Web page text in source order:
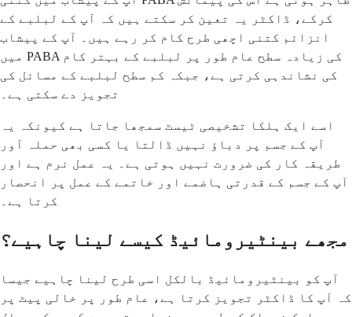
کرکے، ڈاکٹر یہ تعین کر سکتے ہیں کہ آپ کے لبلبے کے
انزائم کتنی اچھی طرح کام کر رہے ہیں۔ آپ کے پیشاب
میں PABA کی زیادہ سطح عام طور پر لبلبے کے بہتر کام
کی نشاندہی کرتی ہے، جبکہ کم سطح لبلبے کے مسائل کی
تجویز دے سکتی ہے۔
اسے ایک ہلکا تشخیصی ٹیسٹ سمجھا جاتا ہے کیونکہ یہ
آپ کے جسم پر دباؤ نہیں ڈالتا یا کسی بھی حملہ آور
طریقہ کار کی ضرورت نہیں ہوتی ہے۔ یہ عمل نرم ہے اور
آپ کے جسم کے قدرتی ہاضمے اور خاتمے کے عمل پر انحصار
کرتا ہے۔
مجھے بینٹیرومائیڈ کیسے لینا چاہیے؟
آپ کو بینٹیرومائیڈ بالکل اسی طرح لینا چاہیے جیسا
کہ آپ کا ڈاکٹر تجویز کرتا ہے، عام طور پر خالی پیٹ پر